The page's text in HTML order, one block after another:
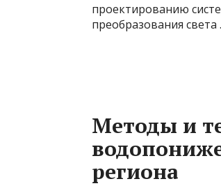
проектированию
преобразования света
Методы и
региона